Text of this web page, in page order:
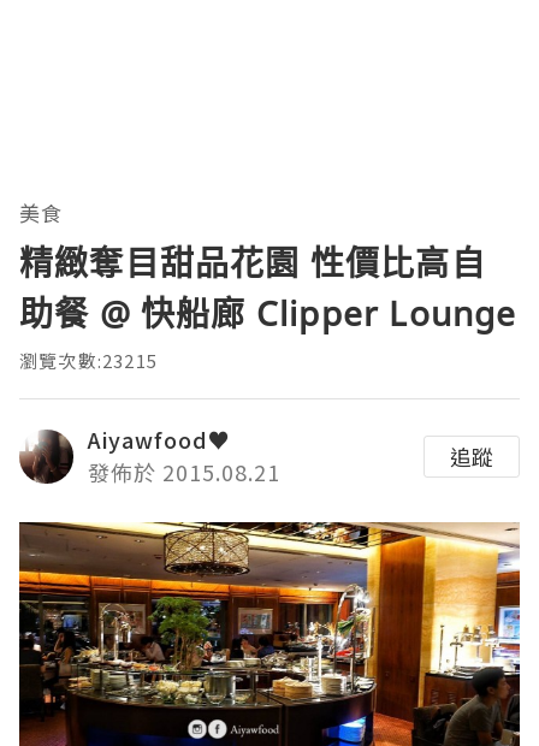
美食
精緻奪目甜品花園 性價比高自
助餐 @ 快船廊 Clipper Lounge
瀏覽次數:23215
Aiyawfood♥
發佈於 2015.08.21
追蹤